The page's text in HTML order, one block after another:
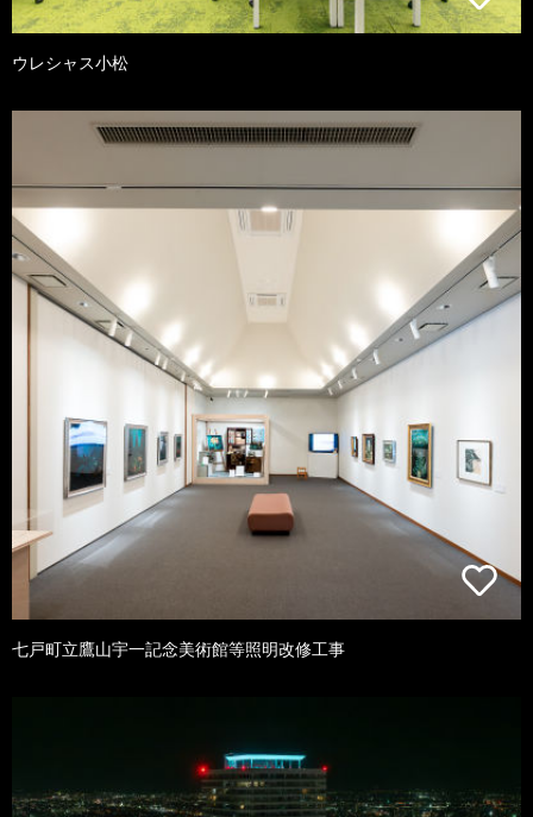
ウレシャス小松
七戸町立鷹山宇一記念美術館等照明改修工事